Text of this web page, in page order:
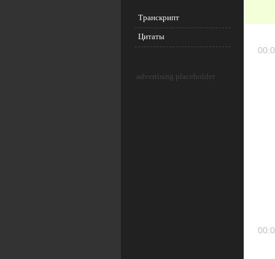
Транскрипт
Цитаты
advertising placeholder